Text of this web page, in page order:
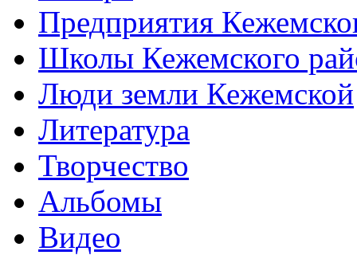
Предприятия
Школы Кежемского
Люди земли Кежемской
Литература
Творчество
Альбомы
Видео